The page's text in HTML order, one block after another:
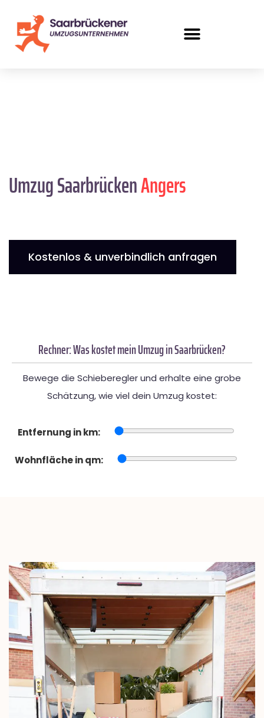
Umzug SaarbrückenAngers
Kostenlos & unverbindlich anfragen
Rechner: Was kostet mein Umzug in Saarbrücken?
Bewege die Schieberegler und erhalte eine grobe
Schätzung, wie viel dein Umzug kostet:
Entfernung in km:
Wohnfläche in qm: